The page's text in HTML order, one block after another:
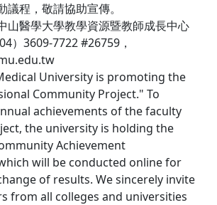
程，敬請協助宣傳。
山醫學大學教學資源暨教師成長中心
）3609-7722 #26759，
University is promoting the
Community Project." To
achievements of the faculty
the university is holding the
Achievement
will be conducted online for
of results. We sincerely invite
from all colleges and universities